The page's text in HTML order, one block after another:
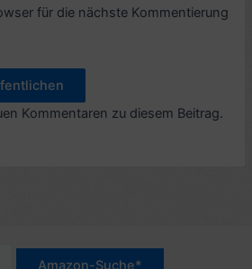
für die nächste Kommentierung
Kommentaren zu diesem Beitrag.